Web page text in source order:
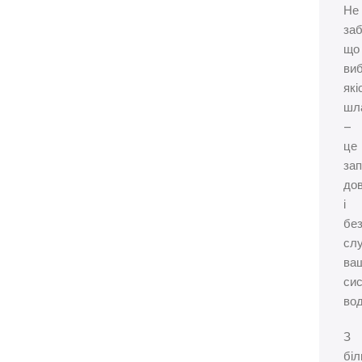
Не
що
–
це
і
З